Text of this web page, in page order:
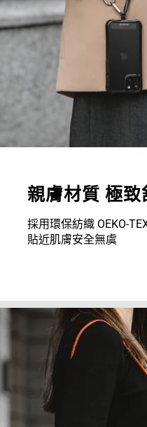
親膚材質 極致
採用環保紡織 OEKO-
貼近肌膚安全無虞